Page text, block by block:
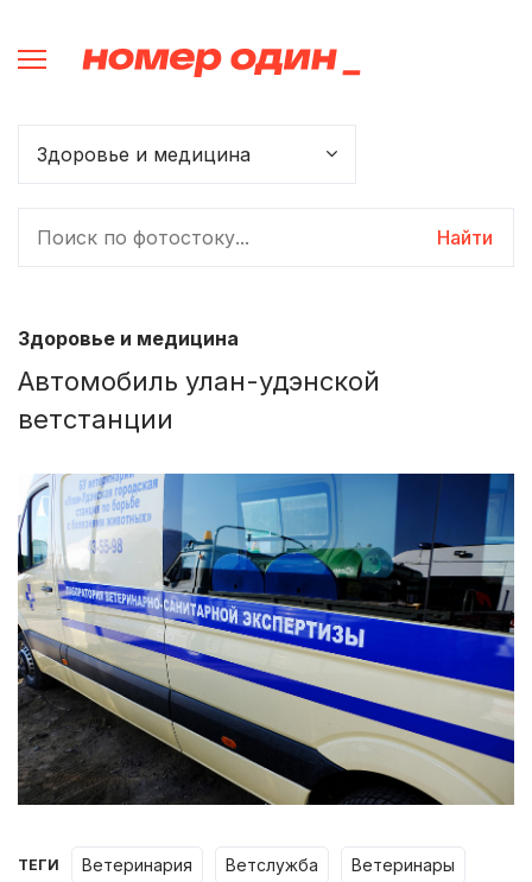
Найти
Здоровье и медицина
Автомобиль улан-удэнской
ветстанции
ТЕГИ ветеринария ветслужба ветеринары